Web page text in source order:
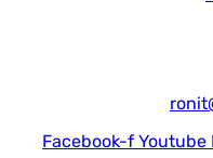
Facebook-f Youtube